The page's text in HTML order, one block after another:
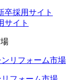
卒採用サイト
サイト